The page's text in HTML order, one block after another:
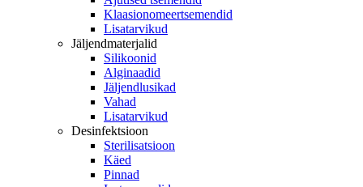
Klaasionomeertsemendid
Lisatarvikud
Jäljendmaterjalid
Silikoonid
Alginaadid
Jäljendlusikad
Vahad
Lisatarvikud
Desinfektsioon
Sterilisatsioon
Käed
Pinnad